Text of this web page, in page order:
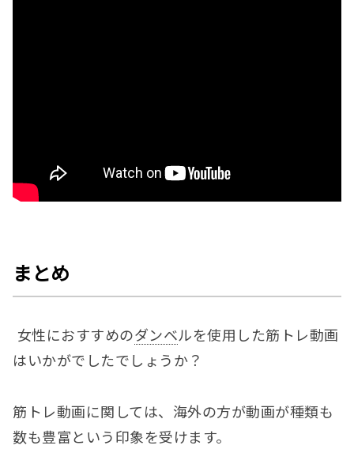
まとめ
女性におすすめのダンベルを使用した筋トレ動画
はいかがでしたでしょうか？
筋トレ動画に関しては、海外の方が動画が種類も
数も豊富という印象を受けます。